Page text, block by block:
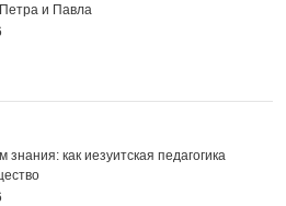
и Павла
знания: как иезуитская педагогика